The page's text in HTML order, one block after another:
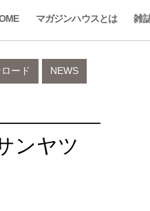
マガジンハウスとは 雑
NEWS
ード
ンヤツ